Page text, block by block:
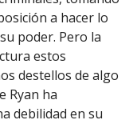
a hacer lo
poder. Pero la
estos
destellos de algo
Ryan ha
debilidad en su